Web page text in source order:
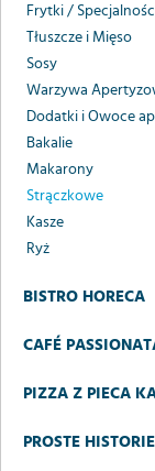
Frytki /
Tłuszcze i Mięso
Sosy
Warzywa
Dodatki i Owoce
Bakalie
Makarony
Strączkowe
Kasze
Ryż
BISTRO HORECA
CAFÉ
PIZZA Z PIECA
PROSTE